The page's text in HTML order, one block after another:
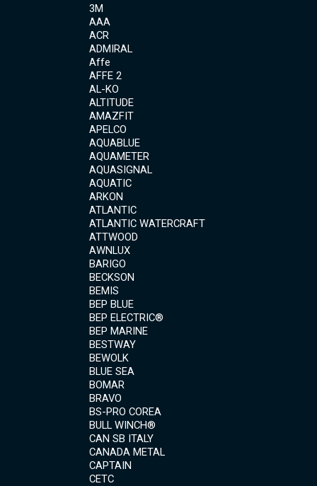
3M
AAA
ACR
ADMIRAL
Affe
AFFE 2
AL-KO
ALTITUDE
AMAZFIT
APELCO
AQUABLUE
AQUAMETER
AQUASIGNAL
AQUATIC
ARKON
ATLANTIC
ATLANTIC WATERCRAFT
ATTWOOD
AWNLUX
BARIGO
BECKSON
BEMIS
BEP BLUE
BEP ELECTRIC®
BEP MARINE
BESTWAY
BEWOLK
BLUE SEA
BOMAR
BRAVO
BS-PRO COREA
BULL WINCH®
CAN SB ITALY
CANADA METAL
CAPTAIN
CETC